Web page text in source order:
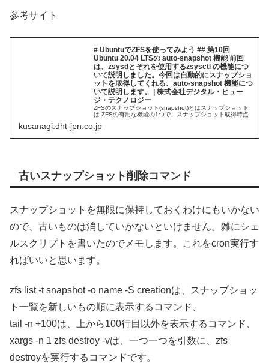
参考サイト
# UbuntuでZFSを使ってみよう ## 第10回
Ubuntu 20.04 LTSの auto-snapshot 機能 前回
は、zsysdとそれを使用するzsysctl の機能につ
いて説明しました。今回は自動的にスナップショ
ットを取得してくれる、auto-snapshot 機能につ
いて説明します。 | 株式会社デジタル・ヒュー
ジ・テクノロジー
ZFSのスナップショット(snapshot)とはスナップショット
は ZFSの有用な機能の1つで、スナップショット取得時点
kusanagi.dht-jpn.co.jp
古いスナップショット削除コマンド
スナップショットを無限に保持しておくわけにもいかない
ので、古いものは消していかないといけません。雑にシェ
ルスクリプトを書いたのでメモします。これをcron実行す
ればいいと思います。
zfs list -t snapshot -o name -S creationは、スナップショッ
ト一覧を新しいもの順に表示するコマンド、
tail -n +100は、上から100行目以外を表示するコマンド、
xargs -n 1 zfs destroy -vは、一つ一つを引数に、zfs
destroyを実行するコマンドです。